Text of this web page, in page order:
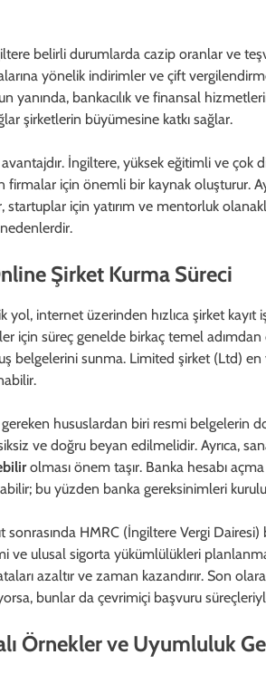
belirli durumlarda cazip oranlar ve
yönelik indirimler ve çift
yanında, bankacılık ve finansal
şirketlerin büyümesine katkı sağlar.
İngiltere, yüksek eğitimli ve çok
firmalar için önemli bir kaynak oluşturur.
için yatırım ve mentorluk
Şirket Kurma Süreci
internet üzerinden hızlıca şirket kayıt
için süreç genelde birkaç temel
belgelerini sunma. Limited şirket (Ltd) en
hususlardan biri resmi belgelerin
ve doğru beyan edilmelidir. Ayrıca,
olması önem taşır. Banka hesabı
bu yüzden banka gereksinimleri
HMRC (İngiltere Vergi
ve ulusal sigorta yükümlülükleri
azaltır ve zaman kazandırır. Son
bunlar da çevrimiçi başvuru
Örnekler ve Uyumluluk